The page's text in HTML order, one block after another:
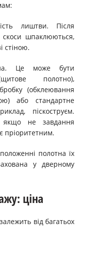
лиштви. Після
шпаклюються,
стіною.
Це може бути
полотно),
(обклеювання
або стандартне
піскоструєм.
якщо не завдання
пріоритетним.
полотна їх
у дверному
ціна
від багатьох